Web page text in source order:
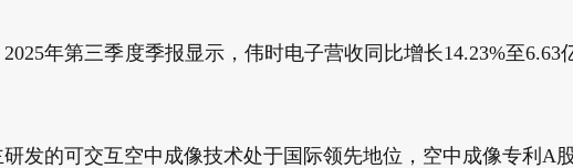
年第三季度季报显示，伟时电子营收同比增长14.23%至
发的可交互空中成像技术处于国际领先地位，空中成像专利A股